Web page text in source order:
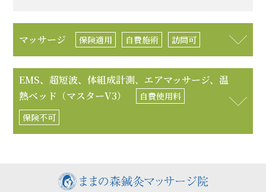
マッサージ 保険適用 自費施術 訪問可
EMS、超短波、体組成計測、エアマッサージ、温
熱ベッド（マスターV3）
自費使用料
保険不可